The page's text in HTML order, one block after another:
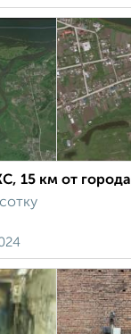
15 км от города